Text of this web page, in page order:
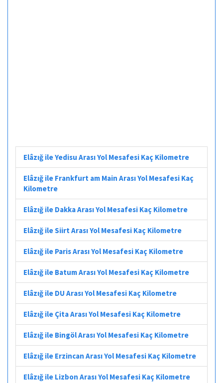
Elâzığ ile Yedisu Arası Yol Mesafesi Kaç Kilometre
Elâzığ ile Frankfurt am Main Arası Yol Mesafesi Kaç
Kilometre
Elâzığ ile Dakka Arası Yol Mesafesi Kaç Kilometre
Elâzığ ile Siirt Arası Yol Mesafesi Kaç Kilometre
Elâzığ ile Paris Arası Yol Mesafesi Kaç Kilometre
Elâzığ ile Batum Arası Yol Mesafesi Kaç Kilometre
Elâzığ ile DU Arası Yol Mesafesi Kaç Kilometre
Elâzığ ile Çita Arası Yol Mesafesi Kaç Kilometre
Elâzığ ile Bingöl Arası Yol Mesafesi Kaç Kilometre
Elâzığ ile Erzincan Arası Yol Mesafesi Kaç Kilometre
Elâzığ ile Lizbon Arası Yol Mesafesi Kaç Kilometre